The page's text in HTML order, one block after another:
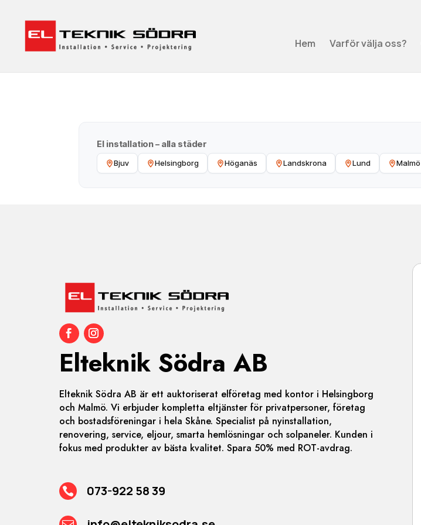
Hem Varför välja oss?
El installation – alla städer
Bjuv Helsingborg Höganäs Landskrona Lund Malmö
Elteknik Södra AB
Elteknik Södra AB är ett auktoriserat elföretag med kontor i Helsingborg
och Malmö. Vi erbjuder kompletta eltjänster för privatpersoner, företag
och bostadsföreningar i hela Skåne. Specialist på nyinstallation,
renovering, service, eljour, smarta hemlösningar och solpaneler. Kunden i
fokus med produkter av bästa kvalitet. Spara 50% med ROT-avdrag.
 073-922 58 39